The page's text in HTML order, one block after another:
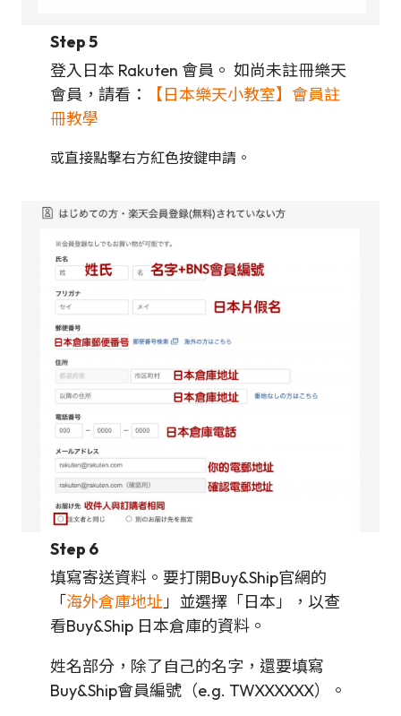
Step 5
登入日本 Rakuten 會員。 如尚未註冊樂天
會員，請看：
【日本樂天小教室】會員註
冊教學
或直接點擊右方紅色按鍵申請。
Step 6
填寫寄送資料。要打開Buy&Ship官網的
「海外倉庫地址 」並選擇「日本」，以查
看Buy&Ship 日本倉庫的資料。
姓名部分，除了自己的名字，還要填寫
Buy&Ship會員編號（e.g. TWXXXXXX）。